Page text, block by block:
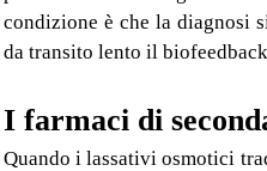
condizione è che la diagnosi
da transito lento il
I farmaci di
Quando i lassativi osmotici